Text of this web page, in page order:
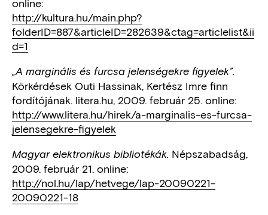
online:
http://kultura.hu/main.php?
folderID=887&articleID=282639&ctag=articlelist&ii
d=1
„A marginális és furcsa jelenségekre figyelek”.
Körkérdések Outi Hassinak, Kertész Imre finn
fordítójának. litera.hu, 2009. február 25. online:
http://www.litera.hu/hirek/a-marginalis-es-furcsa-
jelensegekre-figyelek
Magyar elektronikus bibliotékák. Népszabadság,
2009. február 21. online:
http://nol.hu/lap/hetvege/lap-20090221-
20090221-18